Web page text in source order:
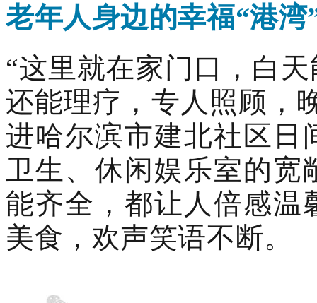
老年人身边的幸福“港湾
“这里就在家门口，白
还能理疗，专人照顾，
进哈尔滨市建北社区日
卫生、休闲娱乐室的宽
能齐全，都让人倍感温
美食，欢声笑语不断。